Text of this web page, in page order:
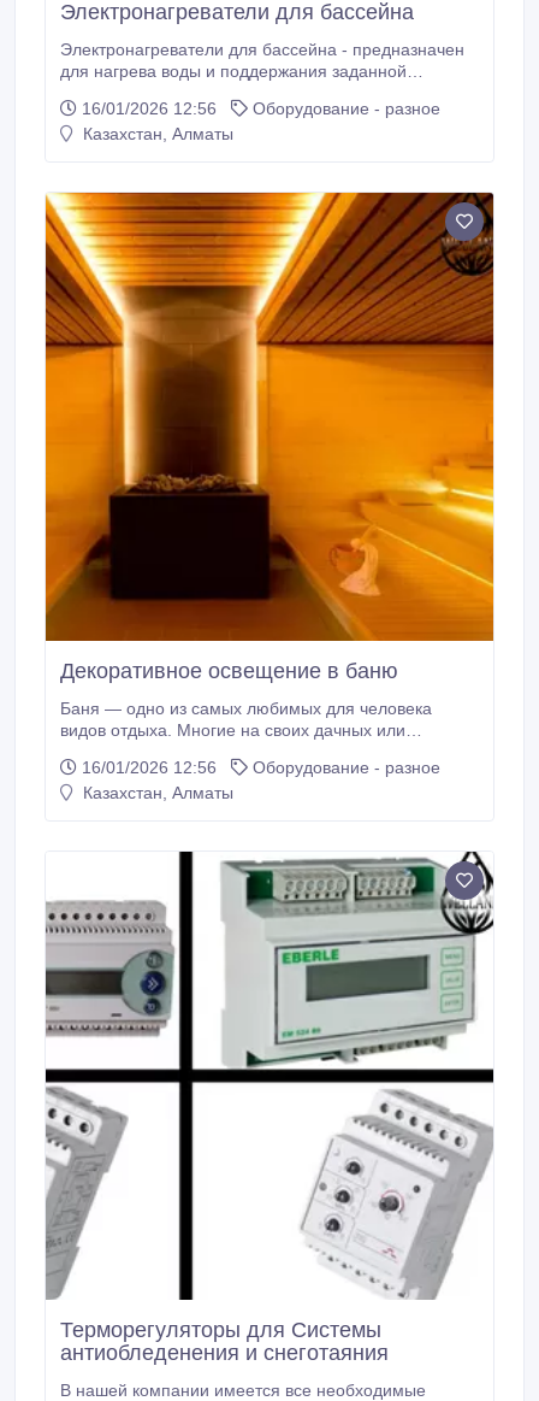
Электронагреватели для бассейна
Электронагреватели для бассейна - предназначен
для нагрева воды и поддержания заданной
нагревателя изготовлены из нержавеющей стали
марки, крепление предусматривает установку на
лицевой панели.
16/01/2026 12:56
Оборудование - разное
Казахстан, Алматы
Декоративное освещение в баню
Баня — одно из самых любимых для человека
видов отдыха. Многие на своих дачных или
процессе стройки решается много задач, от
возведения здания до выбора мебели. Не
во многом зависят от правильной организации
16/01/2026 12:56
Оборудование - разное
Казахстан, Алматы
Терморегуляторы для Системы
антиобледенения и снеготаяния
В нашей компании имеется все необходимые